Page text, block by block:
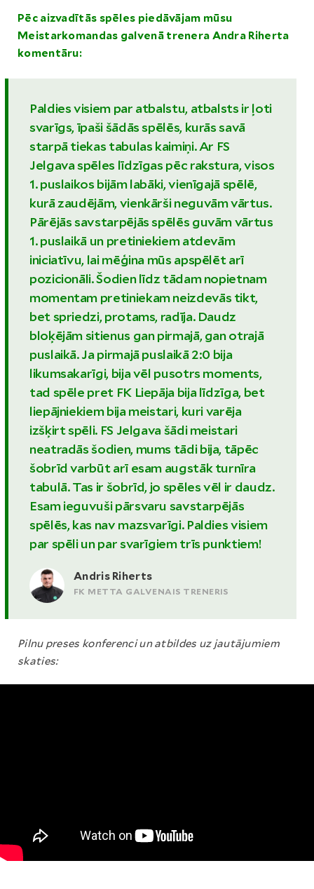
Pēc aizvadītās spēles piedāvājam mūsu
Meistarkomandas galvenā trenera Andra Riherta
komentāru:
Paldies visiem par atbalstu, atbalsts ir ļoti
svarīgs, īpaši šādās spēlēs, kurās savā
starpā tiekas tabulas kaimiņi. Ar FS
Jelgava spēles līdzīgas pēc rakstura, visos
1. puslaikos bijām labāki, vienīgajā spēlē,
kurā zaudējām, vienkārši neguvām vārtus.
Pārējās savstarpējās spēlēs guvām vārtus
1. puslaikā un pretiniekiem atdevām
iniciatīvu, lai mēģina mūs apspēlēt arī
pozicionāli. Šodien līdz tādam nopietnam
momentam pretiniekam neizdevās tikt,
bet spriedzi, protams, radīja. Daudz
bloķējām sitienus gan pirmajā, gan otrajā
puslaikā. Ja pirmajā puslaikā 2:0 bija
likumsakarīgi, bija vēl pusotrs moments,
tad spēle pret FK Liepāja bija līdzīga, bet
liepājniekiem bija meistari, kuri varēja
izšķirt spēli. FS Jelgava šādi meistari
neatradās šodien, mums tādi bija, tāpēc
šobrīd varbūt arī esam augstāk turnīra
tabulā. Tas ir šobrīd, jo spēles vēl ir daudz.
Esam ieguvuši pārsvaru savstarpējās
spēlēs, kas nav mazsvarīgi. Paldies visiem
par spēli un par svarīgiem trīs punktiem!
Andris Riherts
FK METTA GALVENAIS TRENERIS
Pilnu preses konferenci un atbildes uz jautājumiem
skaties: